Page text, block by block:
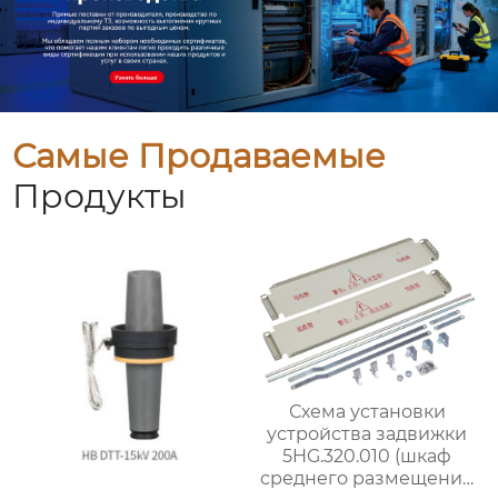
Самые Продаваемые
Продукты
Схема установки
устройства задвижки
5HG.320.010 (шкаф
среднего размещения